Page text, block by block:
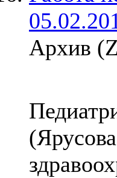
Архив